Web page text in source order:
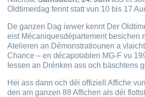
Oldtimerdag fennt statt vun 10 bis 17
De ganzen Dag iwwer kennt Der
eist Mécaniquesdépartement besichen
Atelieren an Démonstratiounen a
Chance – en décapotablen MG-F vu
Iessen an Drénken ass och bäschtens
Hei ass dann och déi offiziell Affiche
den am ganzen 88 Affichen als déi